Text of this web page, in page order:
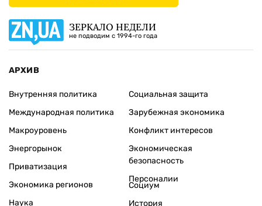
ЗЕРКАЛО НЕДЕЛИ
не подводим с 1994-го года
АРХИВ
Внутренняя политика
Международная политика
Макроуровень
Энергорынок
Приватизация
Экономика регионов
Социальная защита
Зарубежная экономика
Конфликт интересов
Экономическая
безопасность
Персоналии
Наука
Социум
История